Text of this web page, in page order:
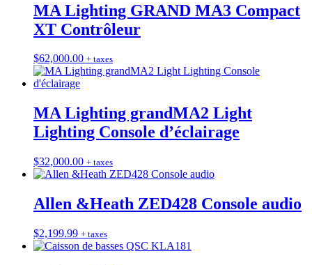
MA Lighting GRAND MA3 Compact
XT Contrôleur
$62,000.00 + taxes
MA Lighting grandMA2 Light
Lighting Console d’éclairage
$32,000.00 + taxes
Allen &Heath ZED428 Console audio
$2,199.99 + taxes